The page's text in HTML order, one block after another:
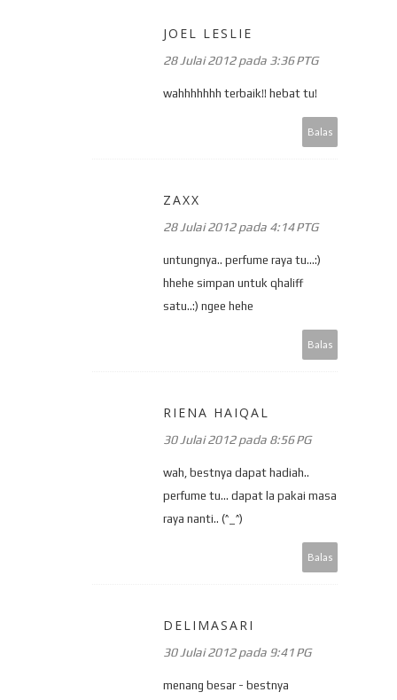
JOEL LESLIE
28 Julai 2012 pada 3:36 PTG
wahhhhhhh terbaik!! hebat tu!
Balas
ZAXX
28 Julai 2012 pada 4:14 PTG
untungnya.. perfume raya tu...:)
hhehe simpan untuk qhaliff
satu..:) ngee hehe
Balas
RIENA HAIQAL
30 Julai 2012 pada 8:56 PG
wah, bestnya dapat hadiah..
perfume tu... dapat la pakai masa
raya nanti.. (^_^)
Balas
DELIMASARI
30 Julai 2012 pada 9:41 PG
menang besar - bestnya